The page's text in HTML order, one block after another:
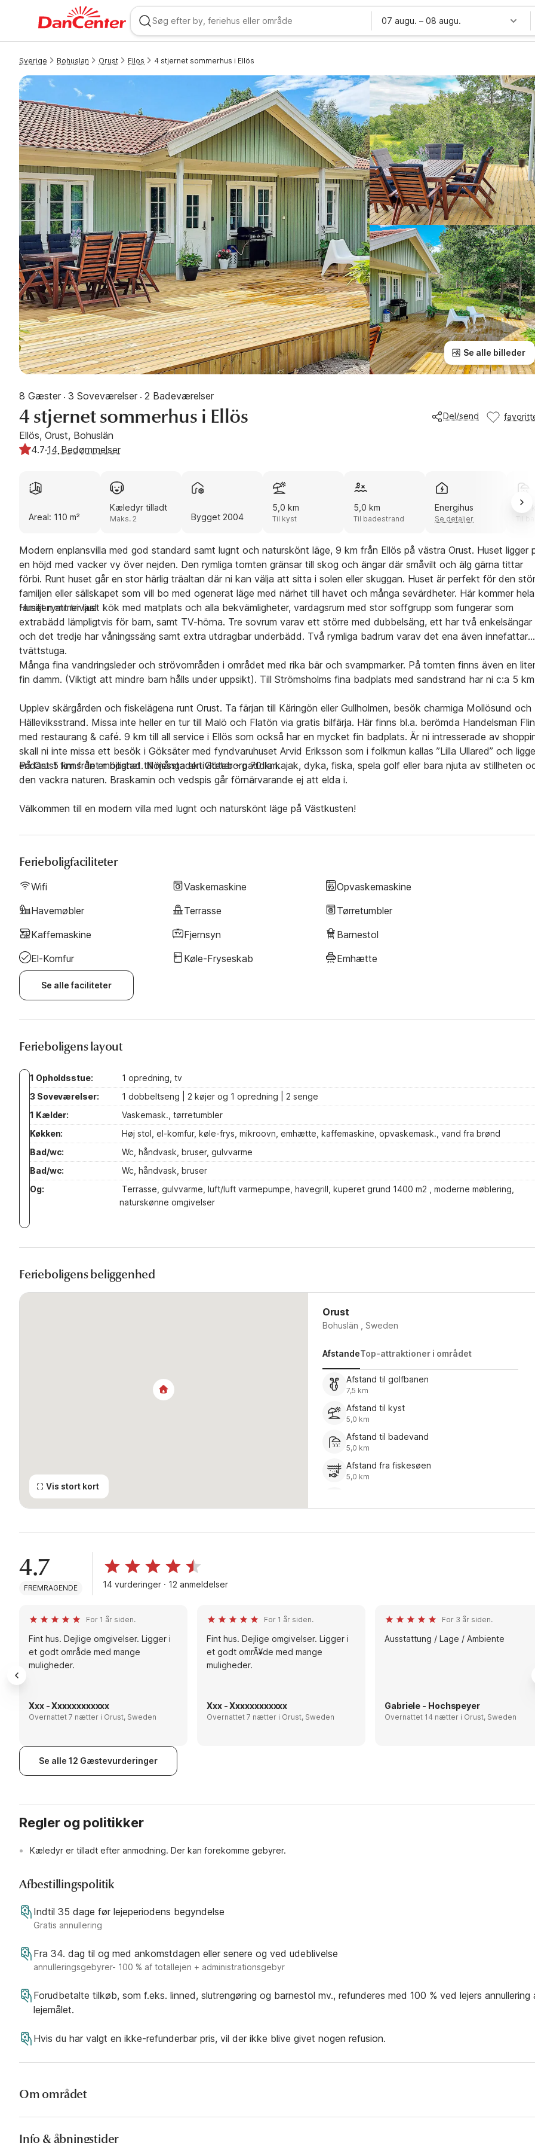
WIZARD MEMBER
07 augu. – 08 augu.
Sverige Bohuslan Orust Ellos 4 stjernet sommerhus i Ellös
Se alle billeder
8 Gæster · 3 Soveværelser · 2 Badeværelser
4 stjernet sommerhus i Ellös
Ellös, Orust, Bohuslän
Del/send
4.7·14 Bedømmelser
Areal: 110 m²
Kæledyr tilladt
Maks. 2 Bygget 2004
5,0 km
Til kyst
5,0 km
Til badestrand
Energihus
Se detaljer
5,0
Til
Modern enplansvilla med god standard samt lugnt och naturskönt läge, 9 km från Ellös på västra Orust. Huset ligger
en höjd med vacker vy över nejden. Den rymliga tomten gränsar till skog och ängar där småvilt och älg gärna tittar
förbi. Runt huset går en stor härlig träaltan där ni kan välja att sitta i solen eller skuggan. Huset är perfekt för den
familjen eller sällskapet som vill bo med ogenerat läge med närhet till havet och många sevärdheter. Här kommer hela
familjen att trivas!
Huset rymmer ljust kök med matplats och alla bekvämligheter, vardagsrum med stor soffgrupp som fungerar som
extrabädd lämpligtvis för barn, samt TV-hörna. Tre sovrum varav ett större med dubbelsäng, ett har två enkelsängar
och det tredje har våningssäng samt extra utdragbar underbädd. Två rymliga badrum varav det ena även innefattar
tvättstuga.
Många fina vandringsleder och strövområden i området med rika bär och svampmarker. På tomten finns även en
fin damm. (Viktigt att mindre barn hålls under uppsikt). Till Strömsholms fina badplats med sandstrand har ni c:a 5
Upplev skärgården och fiskelägena runt Orust. Ta färjan till Käringön eller Gullholmen, besök charmiga Mollösund och
Hälleviksstrand. Missa inte heller en tur till Malö och Flatön via gratis bilfärja. Här finns bl.a. berömda Handelsman
med restaurang & café. 9 km till all service i Ellös som också har en mycket fin badplats. Är ni intresserade av
skall ni inte missa ett besök i Göksäter med fyndvaruhuset Arvid Eriksson som i folkmun kallas ”Lilla Ullared” och
endast 5 km från er bostad. Nöjesstaden Göteborg 70 km.
På Orust finns det möjlighet till många aktiviteter - paddla kajak, dyka, fiska, spela golf eller bara njuta av stillheten
den vackra naturen. Braskamin och vedspis går förnärvarande ej att elda i.
Välkommen till en modern villa med lugnt och naturskönt läge på Västkusten!
Ferieboligfaciliteter
Wifi Vaskemaskine
Opvaskemaskine
Havemøbler
Terrasse
Tørretumbler
Kaffemaskine
Fjernsyn
Barnestol
El-Komfur
Køle-Fryseskab Emhætte
Se alle faciliteter
Ferieboligens layout
1 Opholdsstue:
1 opredning, tv
3 Soveværelser:
1 dobbeltseng | 2 køjer og 1 opredning | 2 senge
1 Kælder:
Vaskemask., tørretumbler
Køkken:
Høj stol, el-komfur, køle-frys, mikroovn, emhætte, kaffemaskine, opvaskemask., vand fra brønd
Bad/wc:
Wc, håndvask, bruser, gulvvarme
Bad/wc:
Wc, håndvask, bruser
Og:
Terrasse, gulvvarme, luft/luft varmepumpe, havegrill, kuperet grund 1400 m2 , moderne møblering,
naturskønne omgivelser
Ferieboligens beliggenhed
Vis stort kort
Orust
Bohuslän , Sweden
AfstandeTop-attraktioner i området
Afstand til golfbanen
7,5 km
Afstand til kyst
5,0 km
Afstand til badevand
5,0 km
Afstand fra fiskesøen
5,0 km
9,0 km
4.7
FREMRAGENDE 14 vurderinger · 12 anmeldelser
For 1 år siden.
Fint hus. Dejlige omgivelser. Ligger i
et godt område med mange
muligheder.
Xxx - Xxxxxxxxxxxx
Overnattet 7 nætter i Orust, Sweden
For 1 år siden.
Fint hus. Dejlige omgivelser. Ligger i
et godt omrÃ¥de med mange
muligheder.
Xxx - Xxxxxxxxxxxx
Overnattet 7 nætter i Orust, Sweden
For 3 år siden.
Ausstattung / Lage / Ambiente
Gabriele - Hochspeyer
Overnattet 14 nætter i Orust, Sweden
Se alle 12 Gæstevurderinger
Regler og politikker
Kæledyr er tilladt efter anmodning. Der kan forekomme gebyrer.
Afbestillingspolitik
Indtil 35 dage før lejeperiodens begyndelse
Gratis annullering
Fra 34. dag til og med ankomstdagen eller senere og ved udeblivelse
annulleringsgebyrer- 100 % af totallejen + administrationsgebyr
Forudbetalte tilkøb, som f.eks. linned, slutrengøring og barnestol mv., refunderes med 100 % ved lejers annullering
lejemålet.
Hvis du har valgt en ikke-refunderbar pris, vil der ikke blive givet nogen refusion.
Om området
Info & åbningstider